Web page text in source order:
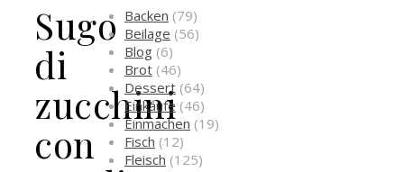
Sugo
di
zucchini
con
Backen (79)
Beilage (56)
Blog (6)
Brot (46)
Dessert (64)
Einkäufe (46)
Einmachen (19)
Fisch (12)
Fleisch (125)